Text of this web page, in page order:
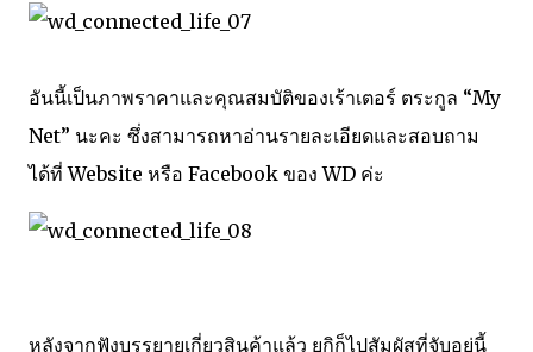
อันนี้เป็นภาพราคาและคุณสมบัติของเร้าเตอร์ ตระกูล “My
Net” นะคะ ซึ่งสามารถหาอ่านรายละเอียดและสอบถาม
ได้ที่Website หรือ Facebook ของ WD ค่ะ
หลังจากฟังบรรยายเกี่ยวสินค้าแล้ว ยูกิก็ไปสัมผัสที่จับอยู่นี้